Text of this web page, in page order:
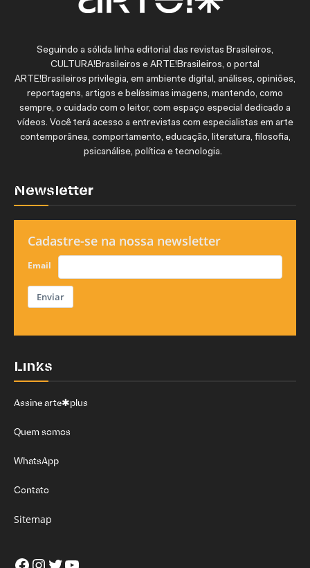
Seguindo a sólida linha editorial das revistas Brasileiros,
CULTURA!Brasileiros e ARTE!Brasileiros, o portal
ARTE!Brasileiros privilegia, em ambiente digital, análises, opiniões,
reportagens, artigos e belíssimas imagens, mantendo, como
sempre, o cuidado com o leitor, com espaço especial dedicado a
vídeos. Você terá acesso a entrevistas com especialistas em arte
contemporânea, comportamento, educação, literatura, filosofia,
psicanálise, política e tecnologia.
Newsletter
Cadastre-se na nossa newsletter
Email
Enviar
Links
Assine arte✱plus
Quem somos
WhatsApp
Contato
Sitemap